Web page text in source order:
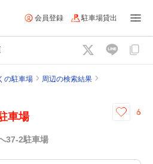
会員登録 駐車場貸出
の駐車場 周辺の検索結果
車場
37-2駐車場
6